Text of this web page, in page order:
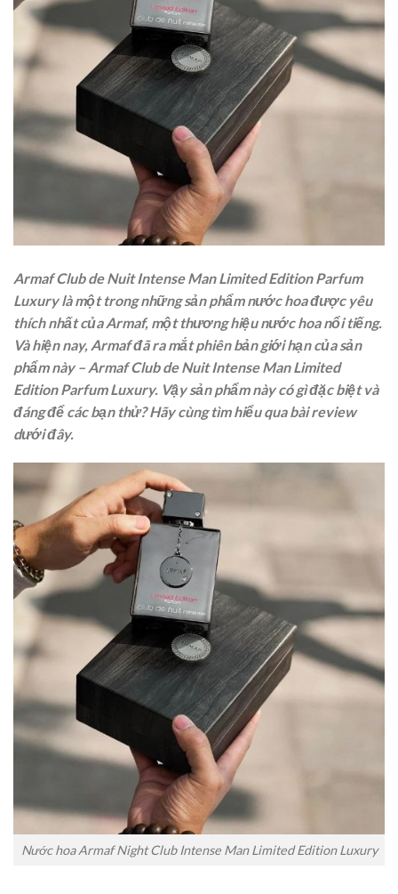
Armaf Club de Nuit Intense Man Limited Edition Parfum
Luxury là một trong những sản phẩm nước hoa được yêu
thích nhất của Armaf, một thương hiệu nước hoa nổi tiếng.
Và hiện nay, Armaf đã ra mắt phiên bản giới hạn của sản
phẩm này – Armaf Club de Nuit Intense Man Limited
Edition Parfum Luxury. Vậy sản phẩm này có gì đặc biệt và
đáng để các bạn thử? Hãy cùng tìm hiểu qua bài review
dưới đây.
Nước hoa Armaf Night Club Intense Man Limited Edition Luxury